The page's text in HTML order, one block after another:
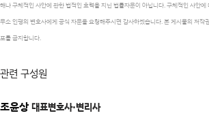
해나 구체적인 사안에 관한 법적인 효력을 지닌 법률자문이 아닙니다. 구체적인 사안
무소 인평의 변호사에게 공식 자문을 요청해주시면 감사하겠습니다. 본 게시물의 저작
포를 금지합니다.
관련 구성원
조윤상대표변호사·변리사